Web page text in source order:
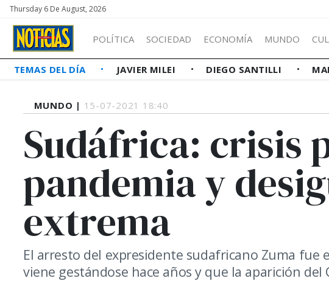
Thursday 6 De August, 2026
POLÍTICA SOCIEDAD ECONOMÍA MUNDO
TEMAS DEL DÍA JAVIER MILEI DIEGO SANTILLI
MUNDO | 15-07-2021 18:40
Sudáfrica: crisis
pandemia y
extrema
El arresto del expresidente sudafricano Zuma fue
viene gestándose hace años y que la aparición del